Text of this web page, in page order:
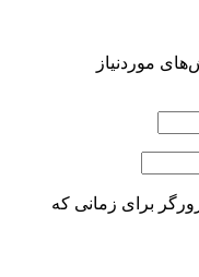
موردنیاز
برای زمانی که